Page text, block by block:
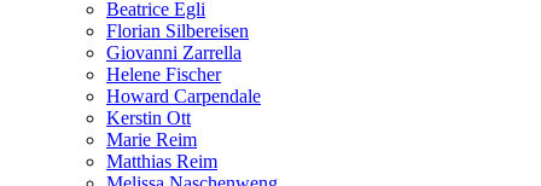
Beatrice Egli
Florian Silbereisen
Giovanni Zarrella
Helene Fischer
Howard Carpendale
Kerstin Ott
Marie Reim
Matthias Reim